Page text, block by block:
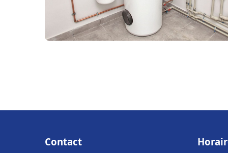
Contact